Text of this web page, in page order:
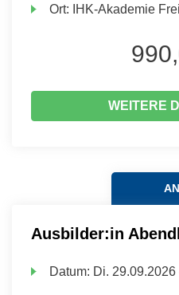
Ort: IHK-Akademie
WEITERE
Ausbilder:in
Datum: Di. 29.09.2026